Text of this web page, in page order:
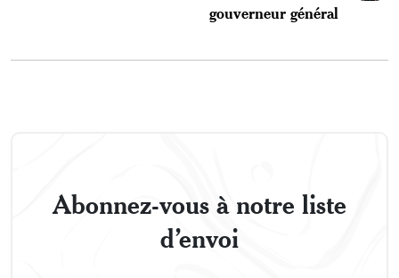
gouverneur général
Abonnez-vous à notre liste
d’envoi